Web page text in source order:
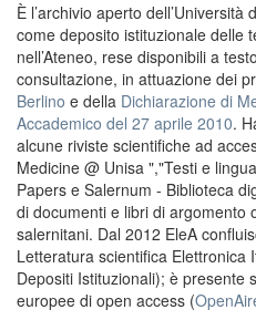
È l’archivio aperto
come deposito istituzionale delle
nell’Ateneo, rese disponibili a
consultazione, in attuazione dei
Berlino e della Dichiarazione di
Accademico del 27 aprile 2010.
alcune riviste scientifiche ad
Medicine @ Unisa ","Testi e
Papers e Salernum - Biblioteca
di documenti e libri di argomento
salernitani. Dal 2012 EleA
Letteratura scientifica Elettronica
Depositi Istituzionali); è presente
europee di open access (